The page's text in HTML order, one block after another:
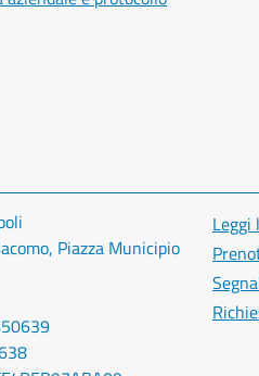
Piazza Municipio
Leggi